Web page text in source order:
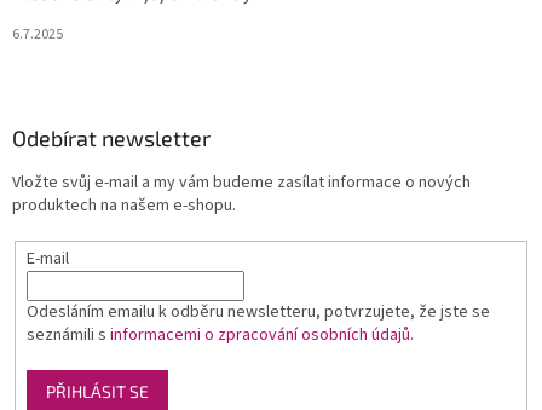
6.7.2025
Odebírat newsletter
Vložte svůj e-mail a my vám budeme zasílat informace o nových
produktech na našem e-shopu.
E-mail
Odesláním emailu k odběru newsletteru, potvrzujete, že jste se
seznámili s informacemi o zpracování osobních údajů.
PŘIHLÁSIT SE